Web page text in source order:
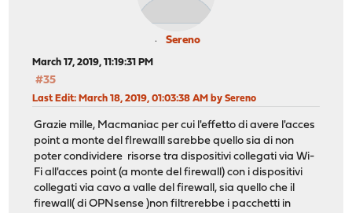
Sereno
March 17, 2019, 11:19:31 PM
#35
Last Edit: March 18, 2019, 01:03:38 AM by Sereno
Grazie mille, Macmaniac per cui l'effetto di avere l'acces
point a monte del flrewalll sarebbe quello sia di non
poter condividere risorse tra dispositivi collegati via Wi-
Fi all'acces point (a monte del firewall) con i dispositivi
collegati via cavo a valle del firewall, sia quello che il
firewall( di OPNsense )non filtrerebbe i pacchetti in